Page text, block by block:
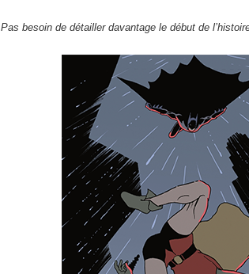
Pas besoin de détailler davantage le début de